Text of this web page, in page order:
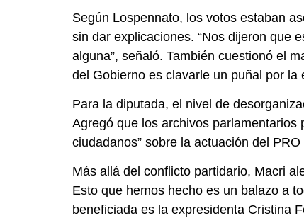
Según Lospennato, los votos estaban
sin dar explicaciones. “Nos dijeron que
alguna”, señaló. También cuestionó el
del Gobierno es clavarle un puñal por la
Para la diputada, el nivel de
Agregó que los archivos parlamentarios
ciudadanos” sobre la actuación del
Más allá del conflicto partidario, Macri
Esto que hemos hecho es un balazo a
beneficiada es la expresidenta Cristina